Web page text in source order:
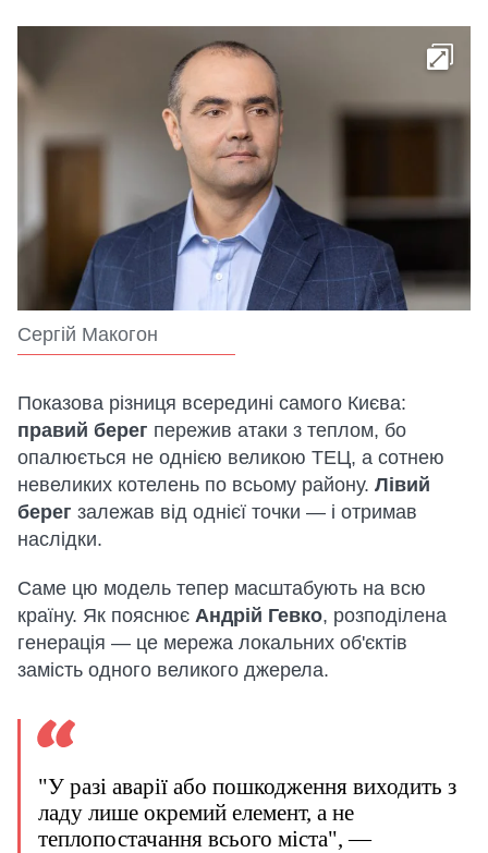
Сергій Макогон
Показова різниця всередині самого Києва:
правий берег пережив атаки з теплом, бо
опалюється не однією великою ТЕЦ, а сотнею
невеликих котелень по всьому району. Лівий
берег залежав від однієї точки — і отримав
наслідки.
Саме цю модель тепер масштабують на всю
країну. Як пояснює Андрій Гевко, розподілена
генерація — це мережа локальних об'єктів
замість одного великого джерела.
"У разі аварії або пошкодження виходить з
ладу лише окремий елемент, а не
теплопостачання всього міста", —